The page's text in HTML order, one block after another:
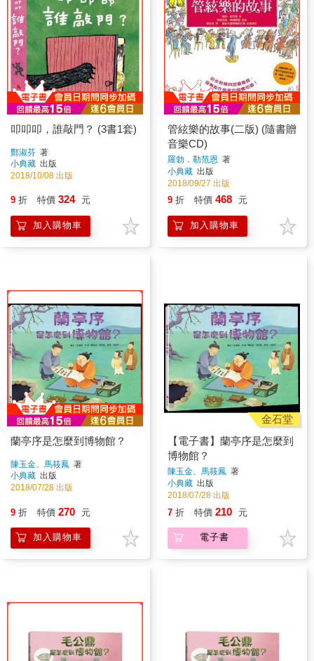
叩叩叩，誰敲門？ (3書1套)
鄭淑芬 著
小典藏 出版
2018/10/08 出版
9 折 特價 324 元
加入購物車
管絃樂的故事(二版) (隨書贈
音樂CD)
羅勃．勒范恩 著
小典藏 出版
2018/09/27 出版
9 折 特價 468 元
加入購物車
蘭亭序是怎麼到博物館？
陳玉金、馬筱鳳 著
小典藏 出版
2018/07/28 出版
9 折 特價 270 元
加入購物車
金石堂
【電子書】蘭亭序是怎麼到
博物館？
陳玉金、馬筱鳳 著
小典藏 出版
2018/07/28 出版
7 折 特價 210 元
電子書